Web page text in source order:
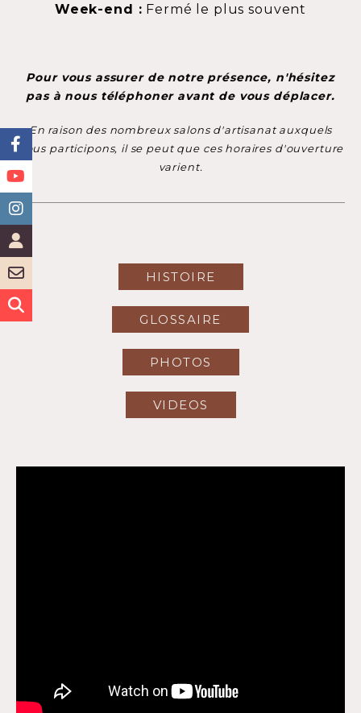
Week-end : Fermé le plus souvent
Pour vous assurer de notre présence, n'hésitez
pas à nous téléphoner avant de vous déplacer.
En raison des nombreux salons d'artisanat auxquels
nous participons, il se peut que ces horaires d'ouverture
varient.
HISTOIRE
GLOSSAIRE
PHOTOS
VIDEOS